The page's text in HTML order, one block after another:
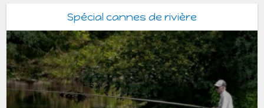
Spécial cannes de rivière